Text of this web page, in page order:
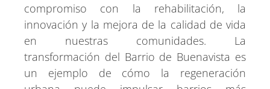
compromiso con la rehabilitación, la
innovación y la mejora de la calidad de vida
en nuestras comunidades. La
transformación del Barrio de Buenavista es
un ejemplo de cómo la regeneración